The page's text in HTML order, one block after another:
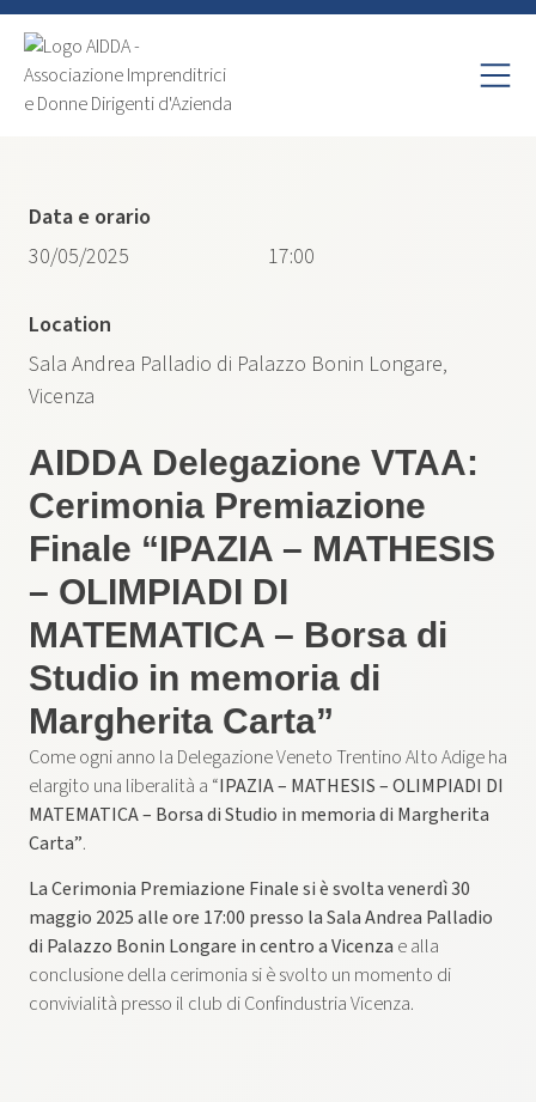
AIDDA Delegazione VTAA:
Cerimonia Premiazione
Finale “IPAZIA – MATHESIS
– OLIMPIADI DI
MATEMATICA – Borsa di
Studio in memoria di
Margherita Carta”
Come ogni anno la Delegazione Veneto Trentino Alto Adige ha
elargito una liberalità a “IPAZIA – MATHESIS – OLIMPIADI DI
MATEMATICA – Borsa di Studio in memoria di Margherita
Carta”.
La Cerimonia Premiazione Finale si è svolta venerdì 30
maggio 2025 alle ore 17:00 presso la Sala Andrea Palladio
di Palazzo Bonin Longare in centro a Vicenza e alla
conclusione della cerimonia si è svolto un momento di
convivialità presso il club di Confindustria Vicenza.
Data e orario
30/05/2025
17:00
Location
Sala Andrea Palladio di Palazzo Bonin Longare,
Vicenza